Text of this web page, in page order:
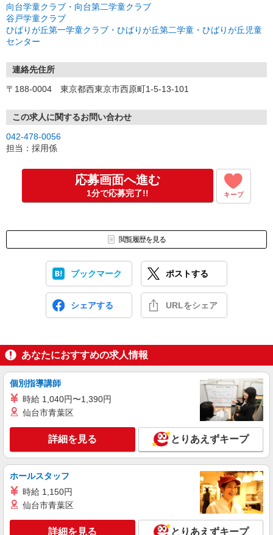
向台学童クラブ・向台第二学童クラブ
谷戸学童クラブ
ひばりが丘第一学童クラブ・ひばりが丘第二学童・ひばりが丘児童
センター
連絡先住所
〒188-0004 東京都西東京市西原町1-5-13-101
この求人に関するお問い合わせ
042-478-0056
担当：採用係
応募画面へ進む
1分で応募完了!! キープ
閲覧履歴を見る
ブックマーク ポストする
シェアする URLをシェア
あなたにおすすめの求人情報
個別指導講師
時給 1,040円〜1,390円
仙台市青葉区
詳細を見る とりあえずキープ
ホールスタッフ
時給 1,150円
仙台市青葉区
詳細を見る とりあえずキープ